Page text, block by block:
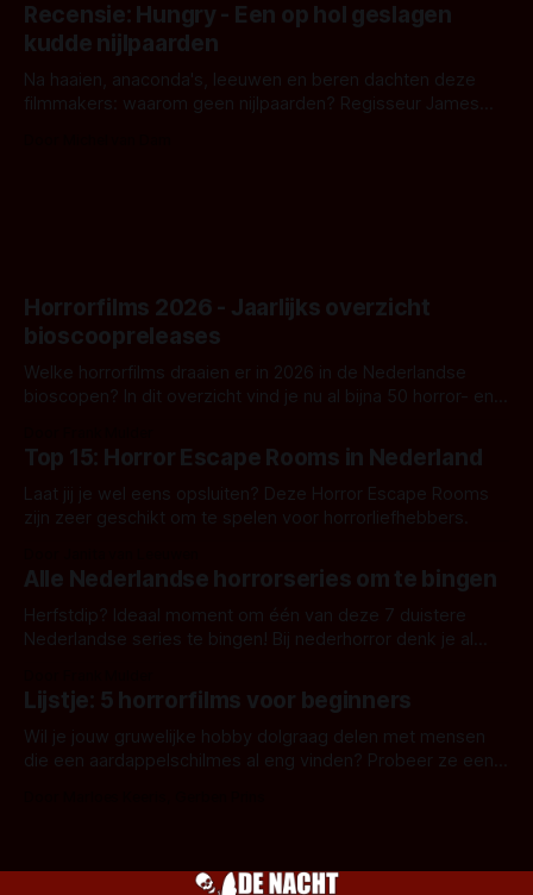
iets ongrijpbaars. En dat maakt De Groen met ieder woord
waar.
Recensie: Hungry - Een op hol geslagen
kudde nijlpaarden
Na haaien, anaconda's, leeuwen en beren dachten deze
filmmakers: waarom geen nijlpaarden? Regisseur James
Horrorfilms 2026 - Jaarlijks overzicht
bioscoopreleases
Welke horrorfilms draaien er in 2026 in de Nederlandse
bioscopen? In dit overzicht vind je nu al bijna 50 horror- en
Top 15: Horror Escape Rooms in Nederland
Laat jij je wel eens opsluiten? Deze Horror Escape Rooms
zijn zeer geschikt om te spelen voor horrorliefhebbers.
Alle Nederlandse horrorseries om te bingen
Herfstdip? Ideaal moment om één van deze 7 duistere
Nederlandse series te bingen! Bij nederhorror denk je al
Amsterdamned of The Johnsons. Maar Nederlandse horror
is niet beperkt tot films. Hier een aantal Nederlandse tv-
series uit het duistere of horrorgenre. Als
Lijstje: 5 horrorfilms voor beginners
Wil je jouw gruwelijke hobby dolgraag delen met mensen
die een aardappelschilmes al eng vinden? Probeer ze eens